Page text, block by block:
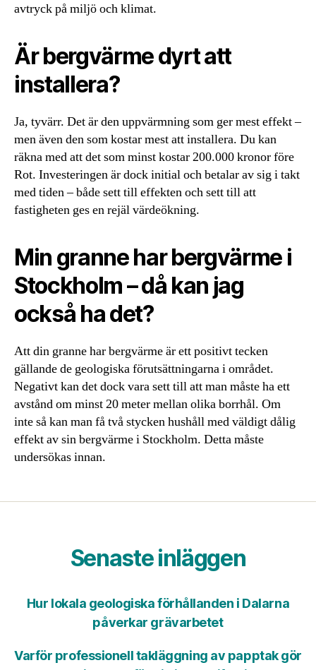
avtryck på miljö och klimat.
Är bergvärme dyrt att
installera?
Ja, tyvärr. Det är den uppvärmning som ger mest effekt –
men även den som kostar mest att installera. Du kan
räkna med att det som minst kostar 200.000 kronor före
Rot. Investeringen är dock initial och betalar av sig i takt
med tiden – både sett till effekten och sett till att
fastigheten ges en rejäl värdeökning.
Min granne har bergvärme i
Stockholm – då kan jag
också ha det?
Att din granne har bergvärme är ett positivt tecken
gällande de geologiska förutsättningarna i området.
Negativt kan det dock vara sett till att man måste ha ett
avstånd om minst 20 meter mellan olika borrhål. Om
inte så kan man få två stycken hushåll med väldigt dålig
effekt av sin bergvärme i Stockholm. Detta måste
undersökas innan.
Senaste inläggen
Hur lokala geologiska förhållanden i Dalarna
påverkar grävarbetet
Varför professionell takläggning av papptak gör